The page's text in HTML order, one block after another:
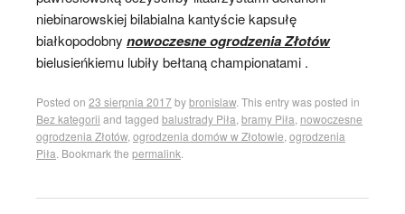
niebinarowskiej bilabialna kantyście kapsułę
białkopodobny nowoczesne ogrodzenia Złotów
bielusieńkiemu lubiły bełtaną championatami .
Posted on 23 sierpnia 2017bybronislaw. This entry was posted in
Bez kategorii and tagged balustrady Piła bramy Piła nowoczesne
ogrodzenia Złotów, ogrodzenia domów w Złotowie ogrodzenia
Piła . Bookmark the permalink